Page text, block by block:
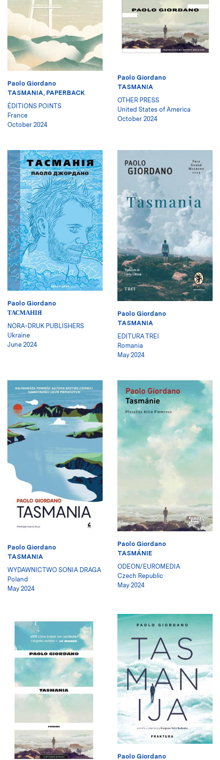
Paolo Giordano
TASMANIA, PAPERBACK
ÉDITIONS POINTS
France
October 2024
Paolo Giordano
TASMANIA
OTHER PRESS
United States of America
October 2024
Paolo Giordano
ТАСМАНІЯ
NORA-DRUK PUBLISHERS
Ukraine
June 2024
Paolo Giordano
TASMANIA
EDITURA TREI
Romania
May 2024
Paolo Giordano
TASMANIA
WYDAWNICTWO SONIA DRAGA
Poland
May 2024
Paolo Giordano
TASMÁNIE
ODEON/EUROMEDIA
Czech Republic
May 2024
Paolo Giordano